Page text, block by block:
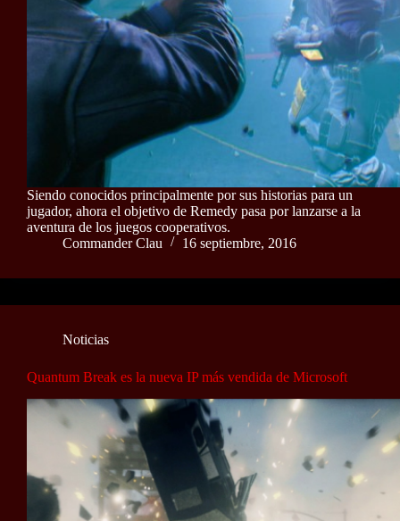
Siendo conocidos principalmente por sus historias para un
jugador, ahora el objetivo de Remedy pasa por lanzarse a la
aventura de los juegos cooperativos.
Commander Clau
16 septiembre, 2016
Noticias
Quantum Break es la nueva IP más vendida de Microsoft